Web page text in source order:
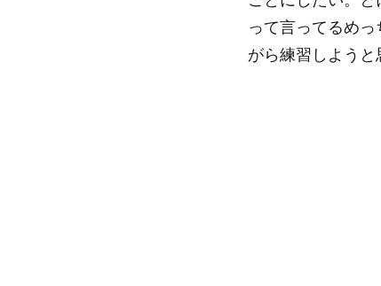
って言ってるめ
がら練習しようと